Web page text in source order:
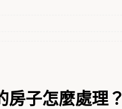
房子怎麼處理？